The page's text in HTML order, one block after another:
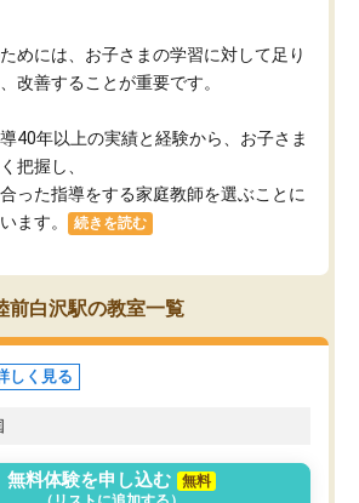
めには、お子さまの学習に対して足り
改善することが重要です。
40年以上の実績と経験から、お子さま
把握し、
った指導をする家庭教師を選ぶことに
ます。
続きを読む
前白沢駅の教室一覧
しく見る
無料体験を申し込む
無料